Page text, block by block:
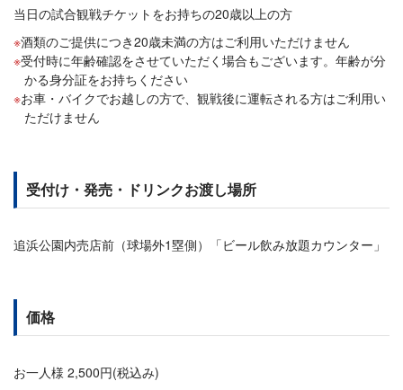
当日の試合観戦チケットをお持ちの20歳以上の方
酒類のご提供につき20歳未満の方はご利用いただけません
受付時に年齢確認をさせていただく場合もございます。年齢が分
かる身分証をお持ちください
お車・バイクでお越しの方で、観戦後に運転される方はご利用い
ただけません
受付け・発売・ドリンクお渡し場所
追浜公園内売店前（球場外1塁側）「ビール飲み放題カウンター」
価格
お一人様 2,500円(税込み)